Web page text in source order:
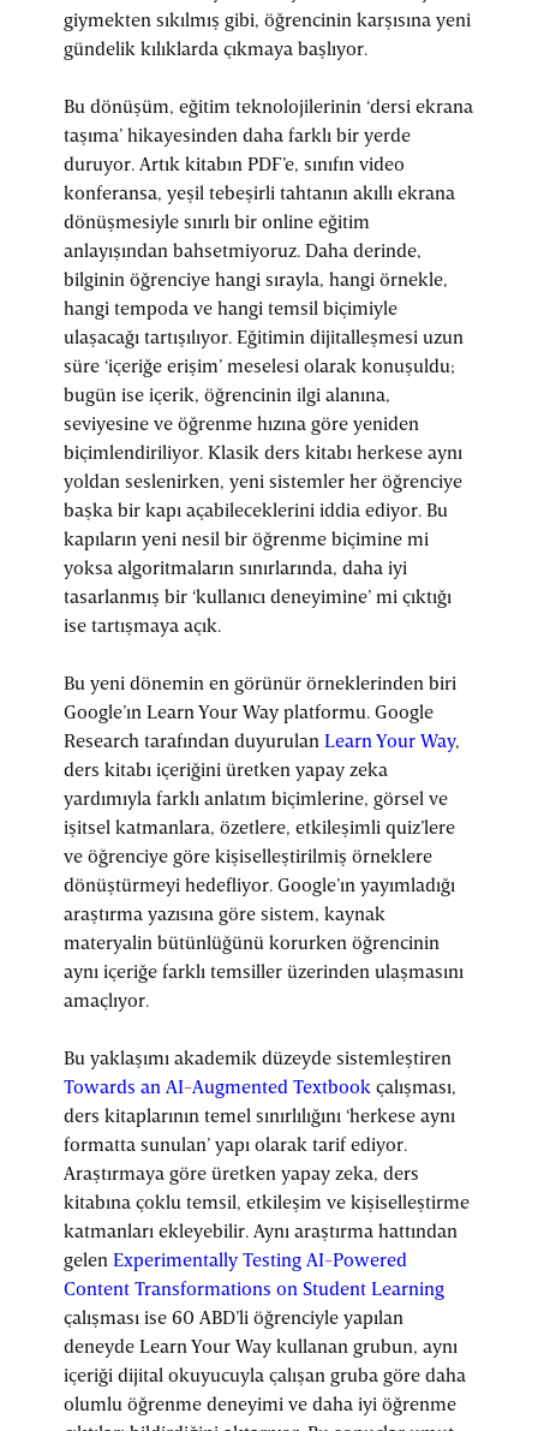
giymekten sıkılmış gibi, öğrencinin karşısına yeni
gündelik kılıklarda çıkmaya başlıyor.
Bu dönüşüm, eğitim teknolojilerinin ‘dersi ekrana
taşıma’ hikayesinden daha farklı bir yerde
duruyor. Artık kitabın PDF’e, sınıfın video
konferansa, yeşil tebeşirli tahtanın akıllı ekrana
dönüşmesiyle sınırlı bir online eğitim
anlayışından bahsetmiyoruz. Daha derinde,
bilginin öğrenciye hangi sırayla, hangi örnekle,
hangi tempoda ve hangi temsil biçimiyle
ulaşacağı tartışılıyor. Eğitimin dijitalleşmesi uzun
süre ‘içeriğe erişim’ meselesi olarak konuşuldu;
bugün ise içerik, öğrencinin ilgi alanına,
seviyesine ve öğrenme hızına göre yeniden
biçimlendiriliyor. Klasik ders kitabı herkese aynı
yoldan seslenirken, yeni sistemler her öğrenciye
başka bir kapı açabileceklerini iddia ediyor. Bu
kapıların yeni nesil bir öğrenme biçimine mi
yoksa algoritmaların sınırlarında, daha iyi
tasarlanmış bir ‘kullanıcı deneyimine’ mi çıktığı
ise tartışmaya açık.
Bu yeni dönemin en görünür örneklerinden biri
Google’ın Learn Your Way platformu. Google
Research tarafından duyurulan Learn Your Way,
ders kitabı içeriğini üretken yapay zeka
yardımıyla farklı anlatım biçimlerine, görsel ve
işitsel katmanlara, özetlere, etkileşimli quiz’lere
ve öğrenciye göre kişiselleştirilmiş örneklere
dönüştürmeyi hedefliyor. Google’ın yayımladığı
araştırma yazısına göre sistem, kaynak
materyalin bütünlüğünü korurken öğrencinin
aynı içeriğe farklı temsiller üzerinden ulaşmasını
amaçlıyor.
Bu yaklaşımı akademik düzeyde sistemleştiren
Towards an AI-Augmented Textbook çalışması,
ders kitaplarının temel sınırlılığını ‘herkese aynı
formatta sunulan’ yapı olarak tarif ediyor.
Araştırmaya göre üretken yapay zeka, ders
kitabına çoklu temsil, etkileşim ve kişiselleştirme
katmanları ekleyebilir. Aynı araştırma hattından
gelen Experimentally Testing AI-Powered
Content Transformations on Student Learning
çalışması ise 60 ABD’li öğrenciyle yapılan
deneyde Learn Your Way kullanan grubun, aynı
içeriği dijital okuyucuyla çalışan gruba göre daha
olumlu öğrenme deneyimi ve daha iyi öğrenme